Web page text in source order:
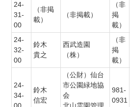
24-
31-
00
（非掲
載）
（非掲載）
（非
掲
載）
24-
32-
00
鈴木
貴之
西武造園
（株）
（非
掲
載）
24-
34-
鈴木
信宏
（公財）仙台
市公園緑地協
会
981-
0931